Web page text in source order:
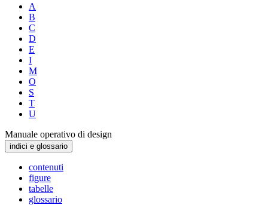
A
B
C
D
E
I
M
O
S
T
U
Manuale operativo di design
indici e glossario
contenuti
figure
tabelle
glossario